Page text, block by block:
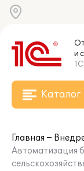
и
Каталог
Главная
Автоматизация